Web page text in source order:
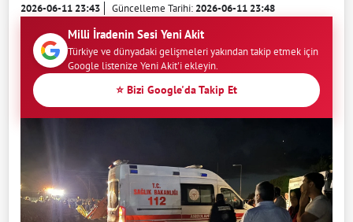
2026-06-11 23:43 Güncelleme Tarihi:2026-06-11 23:48
Milli İradenin Sesi Yeni Akit
Türkiye ve dünyadaki gelişmeleri yakından takip etmek için
Google listenize Yeni Akit'i ekleyin.
⭐ Bizi Google'da Takip Et